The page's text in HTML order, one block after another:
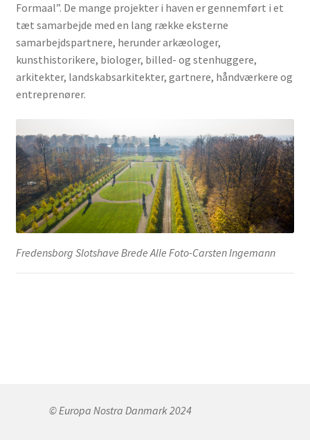
motivation for diplomet
2005 – Pantomimeteatret, Tivoli
pressemeddelse
2005 – Arkitekt Hans Munk Hansen
2002 – Ærøskøbing
Formaal”. De mange projekter i haven er gennemført i et
tæt samarbejde med en lang række eksterne
samarbejdspartnere, herunder arkæologer,
kunsthistorikere, biologer, billed- og stenhuggere,
arkitekter, landskabsarkitekter, gartnere, håndværkere og
entreprenører.
Fredensborg Slotshave Brede Alle Foto-Carsten Ingemann
© Europa Nostra Danmark 2024